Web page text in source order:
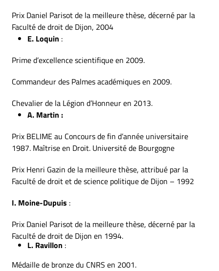
Prix Daniel Parisot de la meilleure thèse, décerné par la
Faculté de droit de Dijon, 2004
E. Loquin :
Prime d’excellence scientifique en 2009.
Commandeur des Palmes académiques en 2009.
Chevalier de la Légion d’Honneur en 2013.
A. Martin :
Prix BELIME au Concours de fin d’année universitaire
1987. Maîtrise en Droit. Université de Bourgogne
Prix Henri Gazin de la meilleure thèse, attribué par la
Faculté de droit et de science politique de Dijon – 1992
I. Moine-Dupuis :
Prix Daniel Parisot de la meilleure thèse, décerné par la
Faculté de droit de Dijon en 1994.
L. Ravillon :
Médaille de bronze du CNRS en 2001.